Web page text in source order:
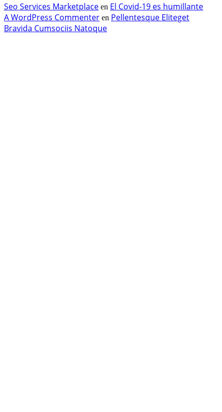
Seo Services Marketplace en El Covid-19 es humillante
A WordPress Commenter en Pellentesque Eliteget
Bravida Cumsociis Natoque